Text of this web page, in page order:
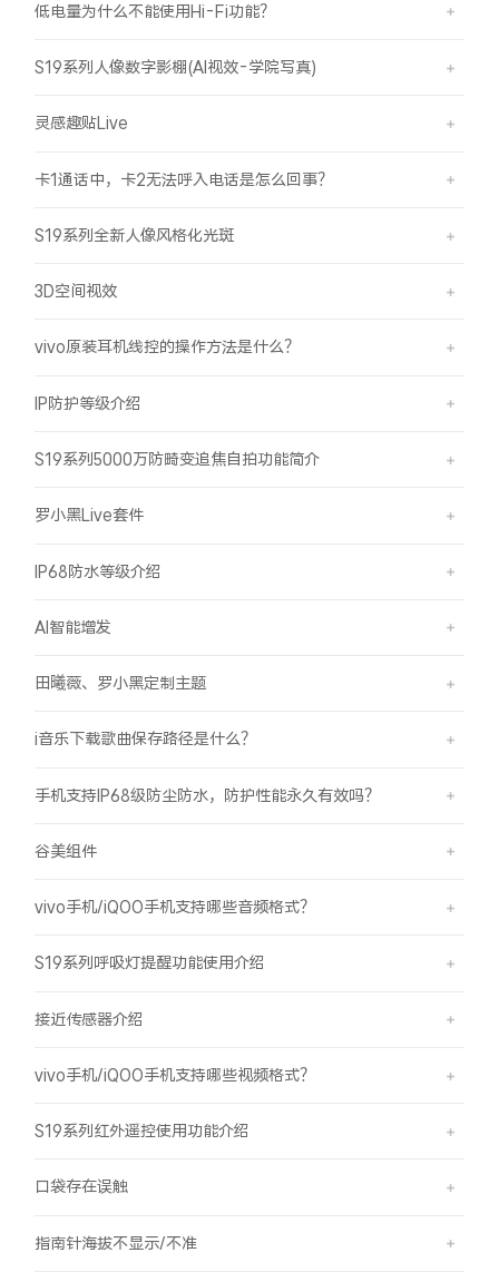
低电量为什么不能使用Hi-Fi功能？
S19系列人像数字影棚(AI视效-学院写真)
灵感趣贴Live
卡1通话中，卡2无法呼入电话是怎么回事？
S19系列全新人像风格化光斑
3D空间视效
vivo原装耳机线控的操作方法是什么？
IP防护等级介绍
S19系列5000万防畸变追焦自拍功能简介
罗小黑Live套件
IP68防水等级介绍
AI智能增发
田曦薇、罗小黑定制主题
i音乐下载歌曲保存路径是什么？
手机支持IP68级防尘防水，防护性能永久有效吗？
谷美组件
vivo手机/iQOO手机支持哪些音频格式？
S19系列呼吸灯提醒功能使用介绍
接近传感器介绍
vivo手机/iQOO手机支持哪些视频格式？
S19系列红外遥控使用功能介绍
口袋存在误触
指南针海拔不显示/不准